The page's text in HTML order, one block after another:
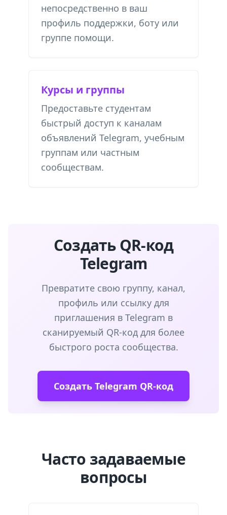
непосредственно в ваш
профиль поддержки, боту или
группе помощи.
Курсы и группы
Предоставьте студентам
быстрый доступ к каналам
объявлений Telegram, учебным
группам или частным
сообществам.
Создать QR-код
Telegram
Превратите свою группу, канал,
профиль или ссылку для
приглашения в Telegram в
сканируемый QR-код для более
быстрого роста сообщества.
Создать Telegram QR-код
Часто задаваемые
вопросы